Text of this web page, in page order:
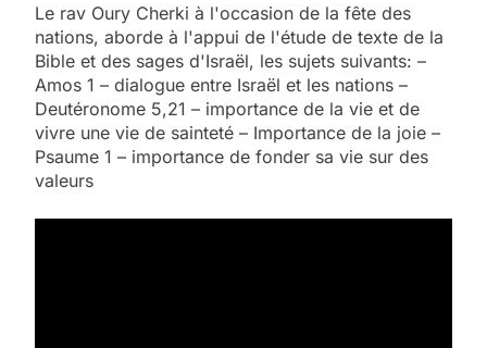
Le rav Oury Cherki à l'occasion de la fête des
nations, aborde à l'appui de l'étude de texte de la
Bible et des sages d'Israël, les sujets suivants: –
Amos 1 – dialogue entre Israël et les nations –
Deutéronome 5,21 – importance de la vie et de
vivre une vie de sainteté – Importance de la joie –
Psaume 1 – importance de fonder sa vie sur des
valeurs